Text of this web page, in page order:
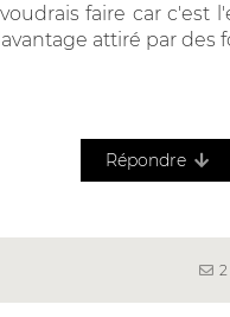
faire car c'est
attiré par des
Répondre